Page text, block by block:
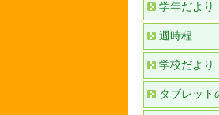
学年だより
週時程
学校だより
タブレット